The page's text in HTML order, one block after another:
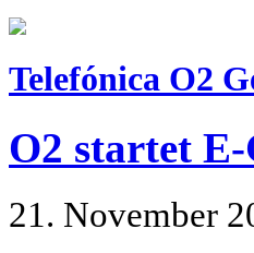
Telefónica O2
O2 startet
21. November